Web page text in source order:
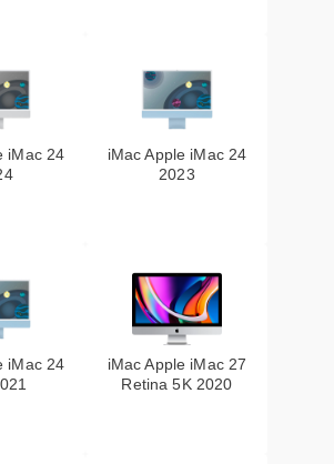
iMac 24
iMac Apple iMac 24
2023
iMac 24
iMac Apple iMac 27
Retina 5K 2020